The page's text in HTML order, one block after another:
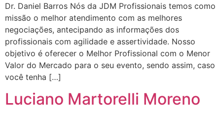
Dr. Daniel Barros Nós da JDM Profissionais temos como
missão o melhor atendimento com as melhores
negociações, antecipando as informações dos
profissionais com agilidade e assertividade. Nosso
objetivo é oferecer o Melhor Profissional com o Menor
Valor do Mercado para o seu evento, sendo assim, caso
você tenha […]
Luciano Martorelli Moreno